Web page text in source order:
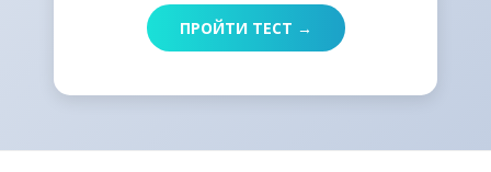
ПРОЙТИ ТЕСТ →